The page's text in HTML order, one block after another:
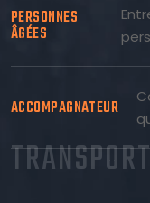
PERSONNES
ÂGÉES
ACCOMPAGNATEUR